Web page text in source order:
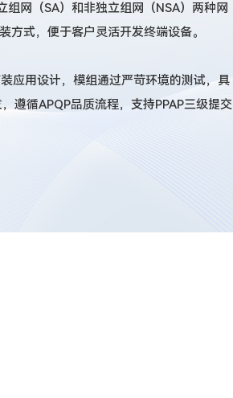
网（SA）和非独立组网（NSA）两种网
式，便于客户灵活开发终端设备。
应用设计，模组通过严苛环境的测试，具
遵循APQP品质流程，支持PPAP三级提交